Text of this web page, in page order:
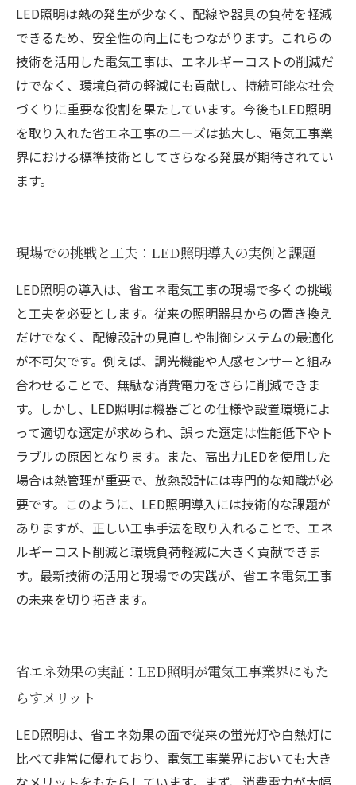
LED照明は熱の発生が少なく、配線や器具の負荷を軽減
できるため、安全性の向上にもつながります。これらの
技術を活用した電気工事は、エネルギーコストの削減だ
けでなく、環境負荷の軽減にも貢献し、持続可能な社会
づくりに重要な役割を果たしています。今後もLED照明
を取り入れた省エネ工事のニーズは拡大し、電気工事業
界における標準技術としてさらなる発展が期待されてい
ます。
現場での挑戦と工夫：LED照明導入の実例と課題
LED照明の導入は、省エネ電気工事の現場で多くの挑戦
と工夫を必要とします。従来の照明器具からの置き換え
だけでなく、配線設計の見直しや制御システムの最適化
が不可欠です。例えば、調光機能や人感センサーと組み
合わせることで、無駄な消費電力をさらに削減できま
す。しかし、LED照明は機器ごとの仕様や設置環境によ
って適切な選定が求められ、誤った選定は性能低下やト
ラブルの原因となります。また、高出力LEDを使用した
場合は熱管理が重要で、放熱設計には専門的な知識が必
要です。このように、LED照明導入には技術的な課題が
ありますが、正しい工事手法を取り入れることで、エネ
ルギーコスト削減と環境負荷軽減に大きく貢献できま
す。最新技術の活用と現場での実践が、省エネ電気工事
の未来を切り拓きます。
省エネ効果の実証：LED照明が電気工事業界にもた
らすメリット
LED照明は、省エネ効果の面で従来の蛍光灯や白熱灯に
比べて非常に優れており、電気工事業界においても大き